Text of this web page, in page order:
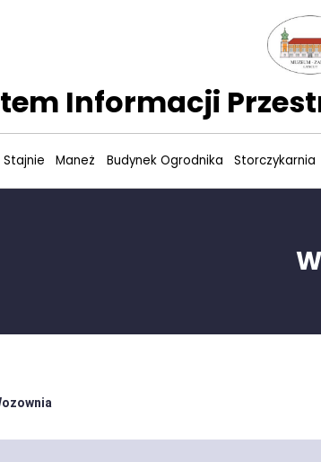
Informacji
Stajnie Maneż Budynek Ogrodnika Storczykarnia